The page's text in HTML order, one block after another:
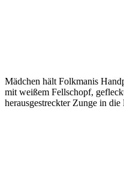
Mädchen hält Folkmanis
mit weißem Fellschopf,
herausgestreckter Zunge in die